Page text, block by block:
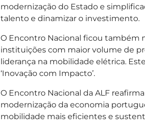
modernização do Estado e
talento e dinamizar o investimento.
O Encontro Nacional ficou também
instituições com maior volume de
liderança na mobilidade elétrica.
‘Inovação com Impacto’.
O Encontro Nacional da ALF
modernização da economia
mobilidade mais eficientes e